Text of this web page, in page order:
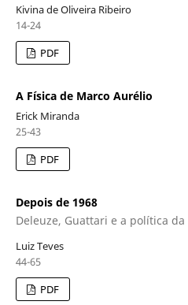
Kivina de Oliveira Ribeiro
14-24
PDF
A Física de Marco Aurélio
Erick Miranda
25-43
PDF
Depois de 1968
Deleuze, Guattari e a política
Luiz Teves
44-65
PDF